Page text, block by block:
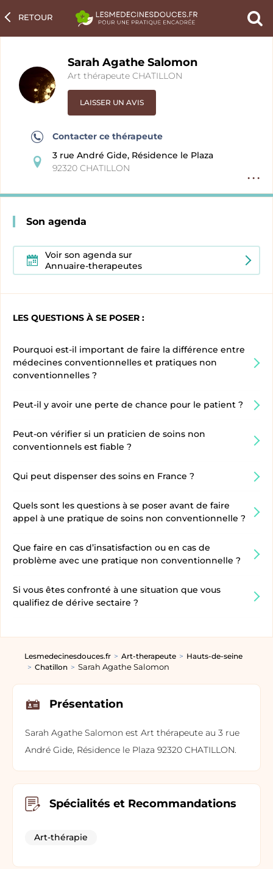
un
RETOUR
fiche
Sarah Agathe Salomon
Art thérapeute CHATILLON
LAISSER UN AVIS
Contacter ce thérapeute
3 rue André Gide, Résidence le Plaza
92320 CHATILLON
Son agenda
Voir son agenda sur
Annuaire-therapeutes
LES QUESTIONS À SE POSER :
Pourquoi est-il important de faire la différence entre
médecines conventionnelles et pratiques non
conventionnelles ?
Peut-il y avoir une perte de chance pour le patient ?
Peut-on vérifier si un praticien de soins non
conventionnels est fiable ?
Qui peut dispenser des soins en France ?
Quels sont les questions à se poser avant de faire
appel à une pratique de soins non conventionnelle ?
Que faire en cas d’insatisfaction ou en cas de
problème avec une pratique non conventionnelle ?
Si vous êtes confronté à une situation que vous
qualifiez de dérive sectaire ?
Lesmedecinesdouces.fr Art-therapeute
Hauts-de-seine
Chatillon
Sarah Agathe Salomon
Présentation
Sarah Agathe Salomon est Art thérapeute au 3 rue
André Gide, Résidence le Plaza 92320 CHATILLON.
Spécialités et Recommandations
Art-thérapie